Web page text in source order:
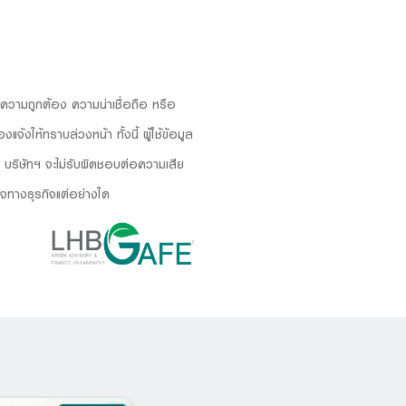
วามถูกต้อง ความน่าเชื่อถือ หรือ
แจ้งให้ทราบล่วงหน้า ทั้งนี้ ผู้ใช้ข้อมูล
ริษัทฯ จะไม่รับผิดชอบต่อความเสีย
ทางธุรกิจแต่อย่างใด